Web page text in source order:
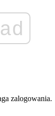
ad
zalogowania.